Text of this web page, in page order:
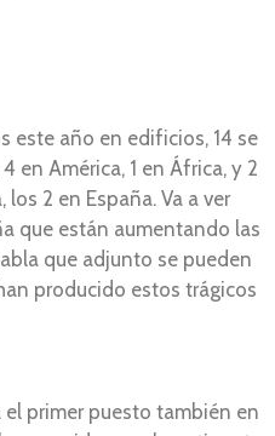
este año en edificios, 14 se
en América, 1 en África, y 2
2 en España. Va a ver
que están aumentando las
que adjunto se pueden
producido estos trágicos
primer puesto también en